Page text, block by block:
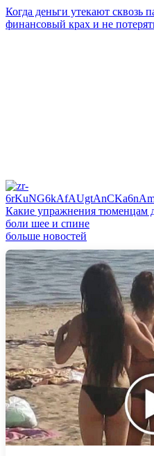
Когда деньги утекают
финансовый крах и не
Какие упражнения тюменцам
боли шее и спине
больше новостей